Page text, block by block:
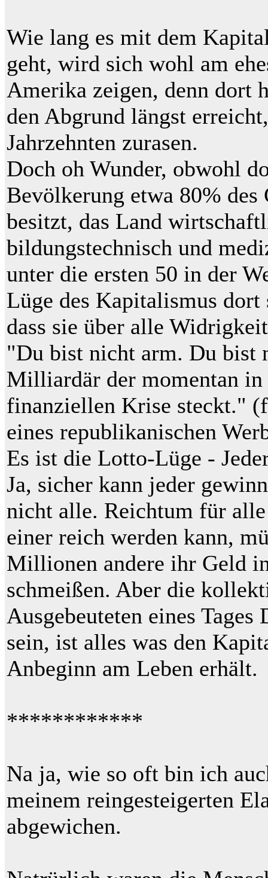
Wie lang es mit dem
geht, wird sich wohl am
Amerika zeigen, denn dort
den Abgrund längst
Jahrzehnten zurasen.
Doch oh Wunder, obwohl
Bevölkerung etwa 80% des
besitzt, das Land
bildungstechnisch und
unter die ersten 50 in der
Lüge des Kapitalismus dort
dass sie über alle
"Du bist nicht arm. Du bist
Milliardär der momentan
finanziellen Krise steckt."
eines republikanischen
Es ist die Lotto-Lüge -
Ja, sicher kann jeder
nicht alle. Reichtum für
einer reich werden kann,
Millionen andere ihr Geld
schmeißen. Aber die
Ausgebeuteten eines
sein, ist alles was den
Anbeginn am Leben erhält.
************
Na ja, wie so oft bin ich
meinem reingesteigerten
abgewichen.